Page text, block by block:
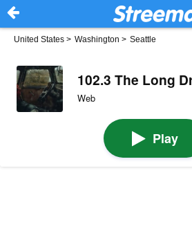
United States > Washington > Seattle
102.3 The Long
Web
Play